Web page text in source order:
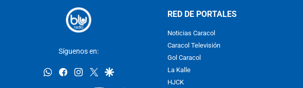
Síguenos en:
whatsappfacebookinstagram
twittergoogle
RED DE PORTALES
Noticias Caracol
Caracol Televisión
Gol Caracol
La Kalle
HJCK